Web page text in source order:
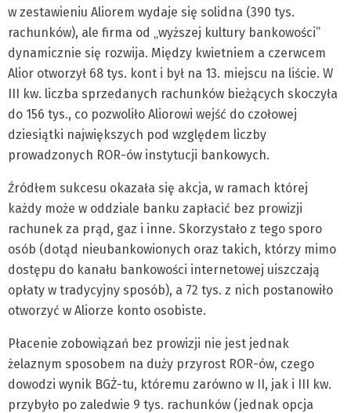
w zestawieniu Aliorem wydaje się solidna (390 tys.
rachunków), ale firma od „wyższej kultury bankowości”
dynamicznie się rozwija. Między kwietniem a czerwcem
Alior otworzył 68 tys. kont i był na 13. miejscu na liście. W
III kw. liczba sprzedanych rachunków bieżących skoczyła
do 156 tys., co pozwoliło Aliorowi wejść do czołowej
dziesiątki największych pod względem liczby
prowadzonych ROR-ów instytucji bankowych.
Źródłem sukcesu okazała się akcja, w ramach której
każdy może w oddziale banku zapłacić bez prowizji
rachunek za prąd, gaz i inne. Skorzystało z tego sporo
osób (dotąd nieubankowionych oraz takich, którzy mimo
dostępu do kanału bankowości internetowej uiszczają
opłaty w tradycyjny sposób), a 72 tys. z nich postanowiło
otworzyć w Aliorze konto osobiste.
Płacenie zobowiązań bez prowizji nie jest jednak
żelaznym sposobem na duży przyrost ROR-ów, czego
dowodzi wynik BGŻ-tu, któremu zarówno w II, jak i III kw.
przybyło po zaledwie 9 tys. rachunków (jednak opcja